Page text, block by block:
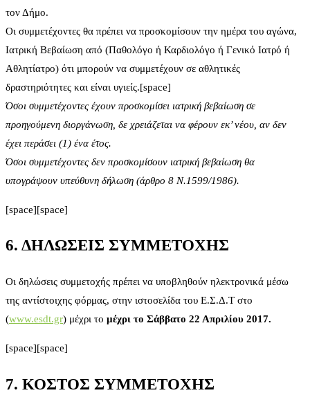
τον Δήμο.
Οι συμμετέχοντες θα πρέπει να προσκομίσουν την ημέρα του αγώνα,
Ιατρική Βεβαίωση από (Παθολόγο ή Καρδιολόγο ή Γενικό Ιατρό ή
Αθλητίατρο) ότι μπορούν να συμμετέχουν σε αθλητικές
δραστηριότητες και είναι υγιείς.[space]
Όσοι συμμετέχοντες έχουν προσκομίσει ιατρική βεβαίωση σε
προηγούμενη διοργάνωση, δε χρειάζεται να φέρουν εκ’ νέου, αν δεν
έχει περάσει (1) ένα έτος.
Όσοι συμμετέχοντες δεν προσκομίσουν ιατρική βεβαίωση θα
υπογράψουν υπεύθυνη δήλωση (άρθρο 8 Ν.1599/1986).
[space][space]
6. ΔΗΛΩΣΕΙΣ ΣΥΜΜΕΤΟΧΗΣ
Οι δηλώσεις συμμετοχής πρέπει να υποβληθούν ηλεκτρονικά μέσω
της αντίστοιχης φόρμας, στην ιστοσελίδα του Ε.Σ.Δ.Τ στο
(www.esdt.gr) μέχρι το μέχρι το Σάββατο 22 Απριλίου 2017.
[space][space]
7. ΚΟΣΤΟΣ ΣΥΜΜΕΤΟΧΗΣ